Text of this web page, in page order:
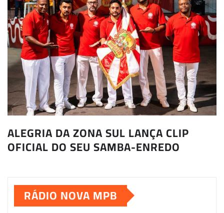
ALEGRIA DA ZONA SUL LANÇA CLIP
OFICIAL DO SEU SAMBA-ENREDO
RÁDIO NOVA MPB